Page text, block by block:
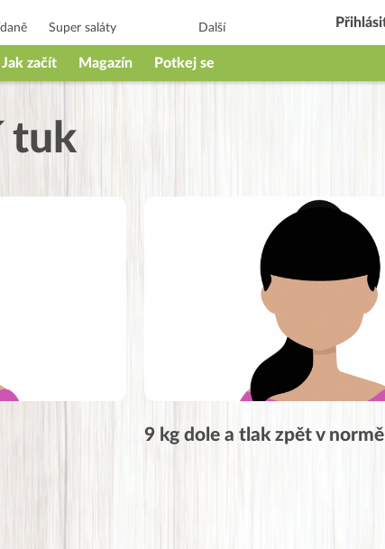
Super saláty Další
Jak začít Magazín Potkej se
tuk
9 kg dole a tlak zpět v